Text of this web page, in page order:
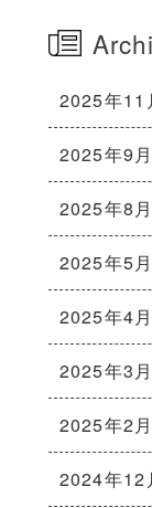
2025年11
2025年9月
2025年8月
2025年5月
2025年4月
2025年3月
2025年2月
2024年12